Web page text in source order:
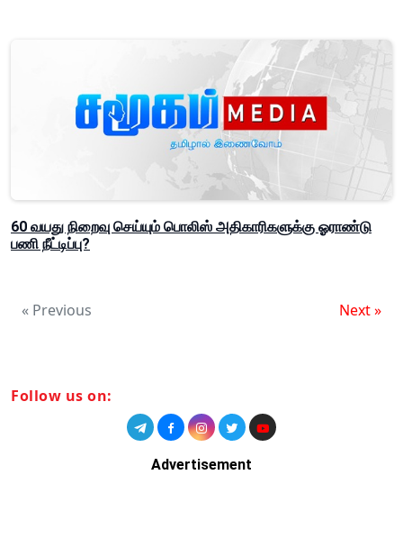
60 வயது நிறைவு செய்யும் பொலிஸ் அதிகாரிகளுக்கு ஓராண்டு
பணி நீட்டிப்பு?
« Previous Next »
Follow us on:
Advertisement